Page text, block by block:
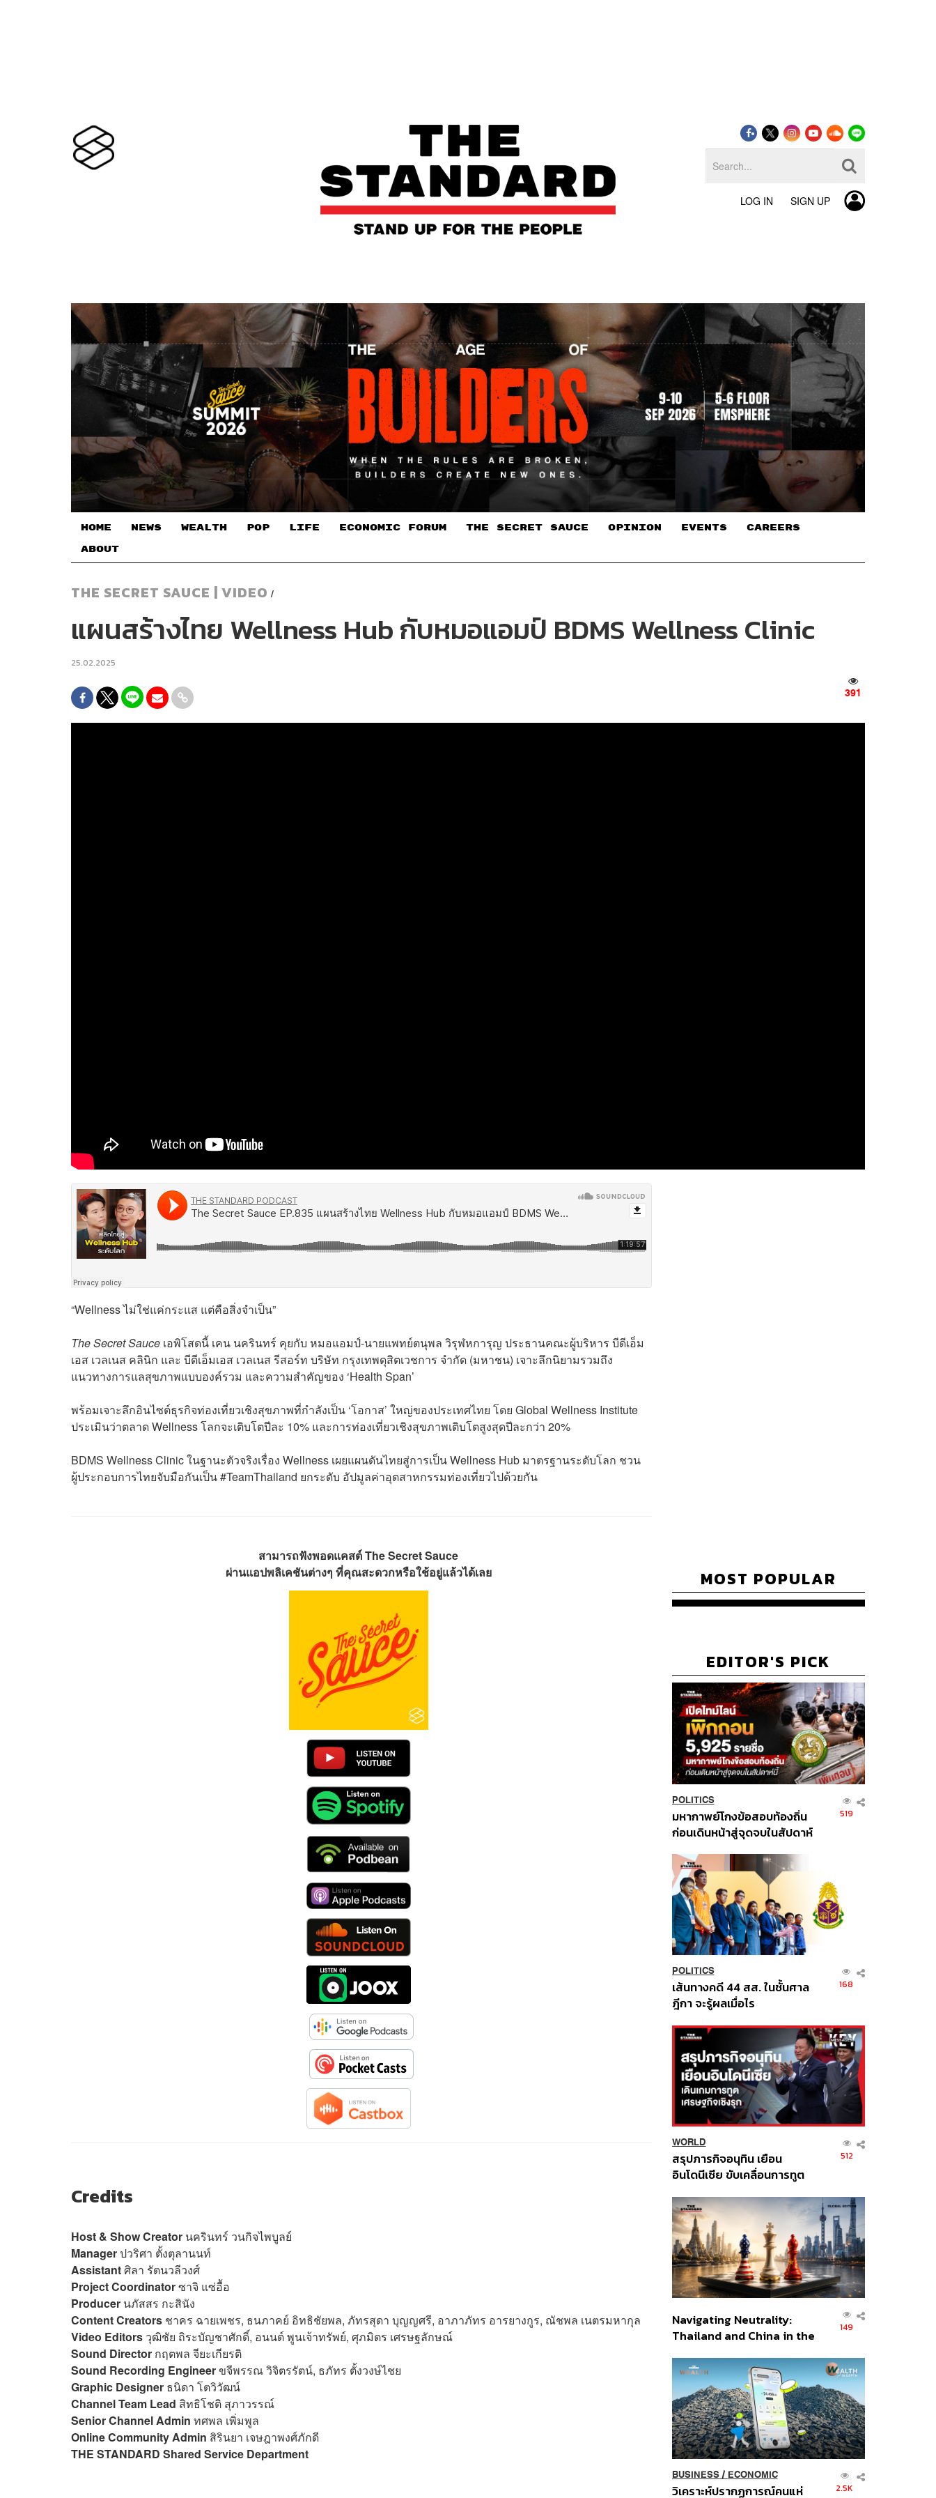
LOG IN SIGN UP
HOME NEWS WEALTH POP LIFE ECONOMIC FORUM THE SECRET SAUCE​ OPINION EVENTS CAREERS
ABOUT
THE SECRET SAUCE | VIDEO /
แผนสร้างไทย Wellness Hub กับหมอแอมป์ BDMS Wellness Clinic
25.02.2025
391
“Wellness ไม่ใช่แค่กระแส แต่คือสิ่งจำเป็น”
The Secret Sauce เอพิโสดนี้ เคน นครินทร์ คุยกับ หมอแอมป์-นายแพทย์ตนุพล วิรุฬหการุญ ประธานคณะผู้บริหาร บีดีเอ็ม
เอส เวลเนส คลินิก และ บีดีเอ็มเอส เวลเนส รีสอร์ท บริษัท กรุงเทพดุสิตเวชการ จำกัด (มหาชน) เจาะลึกนิยามรวมถึง
แนวทางการแลสุขภาพแบบองค์รวม และความสำคัญของ ‘Health Span’
พร้อมเจาะลึกอินไซต์ธุรกิจท่องเที่ยวเชิงสุขภาพที่กำลังเป็น ‘โอกาส’ ใหญ่ของประเทศไทย โดย Global Wellness Institute
ประเมินว่าตลาด Wellness โลกจะเติบโตปีละ 10% และการท่องเที่ยวเชิงสุขภาพเติบโตสูงสุดปีละกว่า 20%
BDMS Wellness Clinic ในฐานะตัวจริงเรื่อง Wellness เผยแผนดันไทยสู่การเป็น Wellness Hub มาตรฐานระดับโลก ชวน
ผู้ประกอบการไทยจับมือกันเป็น #TeamThailand ยกระดับ อัปมูลค่าอุตสาหกรรมท่องเที่ยวไปด้วยกัน
สามารถฟังพอดแคสต์ The Secret Sauce
ผ่านแอปพลิเคชันต่างๆ ที่คุณสะดวกหรือใช้อยู่แล้วได้เลย
Credits
Host & Show Creator นครินทร์ วนกิจไพบูลย์
Managerปวริศา ตั้งตุลานนท์
Assistantศิลา รัตนวลีวงศ์
Project Coordinatorซาจิ แซ่อื้อ
Producer นภัสสร กะสินัง
Content Creators ชาคร ฉายเพชร, ธนภาคย์ อิทธิชัยพล, ภัทรสุดา บุญญศรี, อาภาภัทร อารยางกูร, ณัชพล เนตรมหากุล
Video Editors วุฒิชัย ถิระบัญชาศักดิ์, อนนต์ พูนเจ้าทรัพย์, ศุภมิตร เศรษฐลักษณ์
Sound Director กฤตพล จียะเกียรติ
Sound Recording Engineerขจีพรรณ วิจิตรรัตน์, ธภัทร ตั้งวงษ์ไชย
Graphic Designer ธนิดา โตวิวัฒน์
Channel Team Lead สิทธิโชติ สุภาวรรณ์
Senior Channel Admin ทศพล เพิ่มพูล
Online Community Admin สิรินยา เจษฎาพงศ์ภักดี
THE STANDARD Shared Service Department
MOST POPULAR
EDITOR'S PICK
POLITICS
มหากาพย์โกงข้อสอบท้องถิ่น
ก่อนเดินหน้าสู่จุดจบในสัปดาห์
519
POLITICS
เส้นทางคดี 44 สส. ในชั้นศาล
ฎีกา จะรู้ผลเมื่อไร
168
WORLD
สรุปภารกิจอนุทิน เยือน
อินโดนีเซีย ขับเคลื่อนการทูต
ส่วนยุทธศาสตร์ไทย –
อินโดนีเซีย
512
Navigating Neutrality:
Thailand and China in the
Order
149
BUSINESS/ ECONOMIC
วิเคราะห์ปรากฏการณ์คนแห่ 2.5K